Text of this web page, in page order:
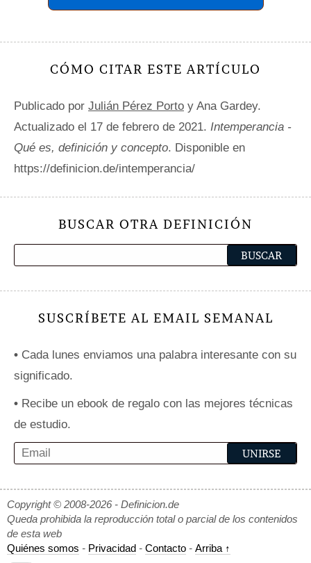
CÓMO CITAR ESTE ARTÍCULO
Publicado por Julián Pérez Porto y Ana Gardey.
Actualizado el 17 de febrero de 2021. Intemperancia -
Qué es, definición y concepto. Disponible en
https://definicion.de/intemperancia/
BUSCAR OTRA DEFINICIÓN
SUSCRÍBETE AL EMAIL SEMANAL
• Cada lunes enviamos una palabra interesante con su
significado.
• Recibe un ebook de regalo con las mejores técnicas
de estudio.
Copyright © 2008-2026 - Definicion.de
Queda prohibida la reproducción total o parcial de los contenidos
de esta web
Quiénes somos - Privacidad - Contacto - Arriba ↑